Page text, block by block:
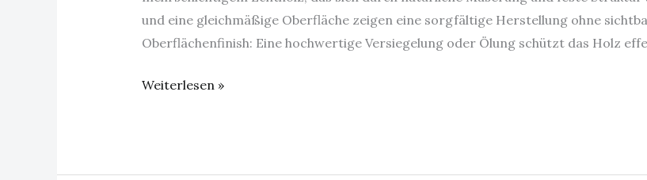
und eine gleichmäßige Oberfläche zeigen eine sorgfältige Herstellung ohne
Oberflächenfinish: Eine hochwertige Versiegelung oder Ölung schützt das Holz
Weiterlesen »